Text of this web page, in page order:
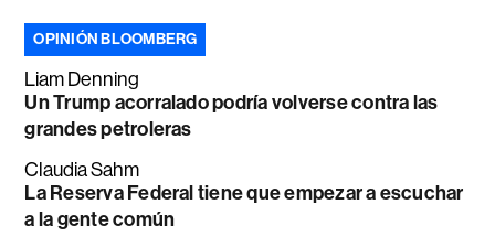
OPINIÓN BLOOMBERG
Liam Denning
Un Trump acorralado podría volverse contra las
grandes petroleras
Claudia Sahm
La Reserva Federal tiene que empezar a escuchar
a la gente común